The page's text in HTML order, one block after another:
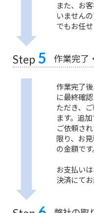
また、お
いません
でもお任せ
Step 5 作業完了
作業完了
に最終確
ただき、
ます。追
ご依頼さ
限り、お
の金額です
お支払い
決済にてお